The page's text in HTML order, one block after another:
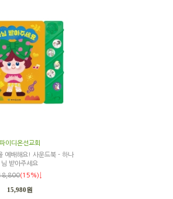
파이디온선교회
예배해요! 사운드북 - 하나
님 받아주세요
(15%)↓
15,980원